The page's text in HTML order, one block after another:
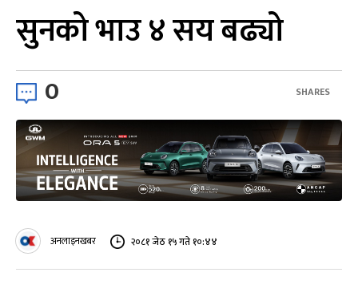
सुनको भाउ ४ सय बढ्यो
0 SHARES
अनलाइनखबर २०८१ जेठ १५ गते १०:४४